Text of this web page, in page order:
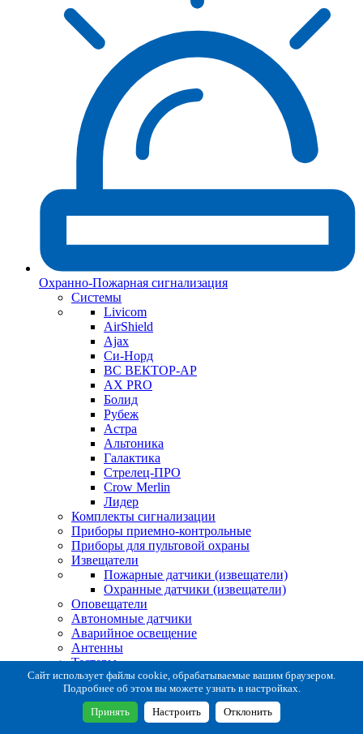
Охранно-Пожарная сигнализация
Системы
Livicom
AirShield
Ajax
Си-Норд
ВС ВЕКТОР-АР
AX PRO
Болид
Рубеж
Астра
Альтоника
Галактика
Стрелец-ПРО
Crow Merlin
Лидер
Комплекты сигнализации
Приборы приемно-контрольные
Приборы для пультовой охраны
Извещатели
Пожарные датчики (извещатели)
Охранные датчики (извещатели)
Оповещатели
Автономные датчики
Аварийное освещение
Антенны
Тестеры
Система сбора извещений
Расходные и монтажные материалы
Коробки коммутационные
Кронштейны для извещателей
Сайт использует файлы cookie, обрабатываемые вашим браузером.
Подробнее об этом вы можете узнать в настройках.
Принять Настроить Отклонить